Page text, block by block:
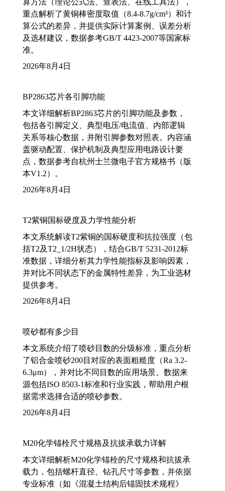
算方法（理论公式法、查表法、在线工具法），
重点解析了黄铜棒密度取值（8.4-8.7g/cm³）和计
算公式的差异，并提供实际计算案例、误差分析
及选材建议，数据参考GB/T 4423-2007等国家标
准。
2026年8月4日
BP2863芯片各引脚功能
本文详细解析BP2863芯片的引脚功能及参数，
包括各引脚定义、典型电压/电流值、内部逻辑
关系等核心数据，并附引脚参数对照表。内容涵
盖驱动配置、保护机制及典型应用电路设计要
点，数据参考自杭州士兰微电子官方规格书（版
本V1.2）。
2026年8月4日
T2紫铜国标硬度及力学性能分析
本文系统解读T2紫铜的国标硬度和抗拉强度（包
括T2及T2_1/2H状态），结合GB/T 5231-2012标
准数据，详细分析其力学性能指标及影响因素，
并对比不同状态下的金属特性差异，为工业选材
提供参考。
2026年8月4日
喷砂都有多少目
本文系统介绍了喷砂目数的分级标准，重点分析
了铝合金喷砂200目对应的表面粗糙度（Ra 3.2-
6.3μm），并对比不同目数的应用场景。数据来
源包括ISO 8503-1标准和行业实践，帮助用户根
据需求选择合适的喷砂参数。
2026年8月4日
M20化学锚栓尺寸规格及抗拔承载力详解
本文详细解析M20化学锚栓的尺寸规格和抗拔承
载力，包括螺杆直径、钻孔尺寸等参数，并依据
专业标准（如《混凝土结构后锚固技术规程》